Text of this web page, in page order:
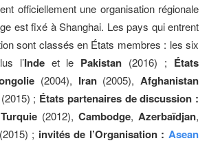
officiellement une organisation régionale
est fixé à Shanghai. Les pays qui entrent
sont classés en États membres : les six
l’Indeet le Pakistan (2016) ; États
(2004), Iran(2005), Afghanistan
; États partenaires de discussion :
Turquie(2012), Cambodge, Azerbaïdjan,
(2015) ; invités de l’Organisation :Asean